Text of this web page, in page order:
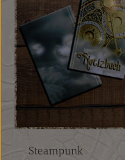
Steampunk